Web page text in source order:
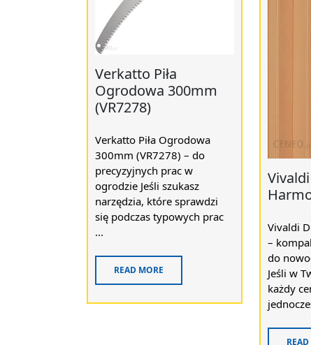
Verkatto Piła
Ogrodowa 300mm
(VR7278)
Verkatto Piła Ogrodowa
300mm (VR7278) – do
precyzyjnych prac w
ogrodzie Jeśli szukasz
narzędzia, które sprawdzi
się podczas typowych prac
...
READ MORE
Vivaldi
–
do
Jeśli w
każdy